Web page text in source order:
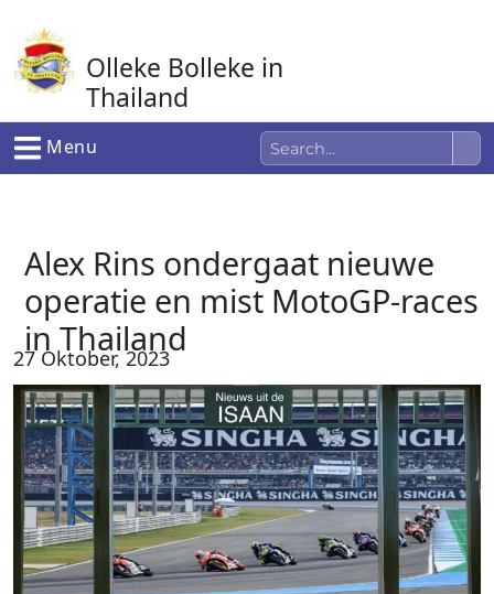
naar
de
inhoud
Olleke Bolleke in
Thailand
In Thailand
Menu
Alex Rins ondergaat nieuwe
operatie en mist MotoGP-races
in Thailand
27 Oktober, 2023